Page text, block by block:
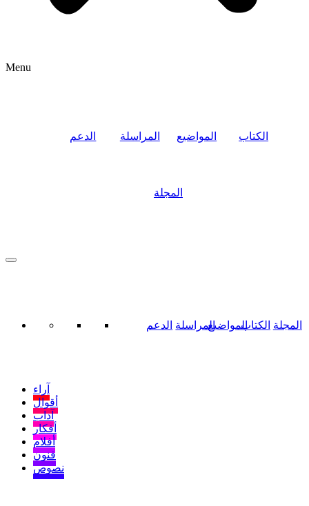
Menu
الدعم المراسلة المواضيع الكتاب
المجلة
الدعم المراسلةالمواضيعالكتاب المجلة
آراء
أقوال
آداب
أفكار
أفلام
فنون
نصوص